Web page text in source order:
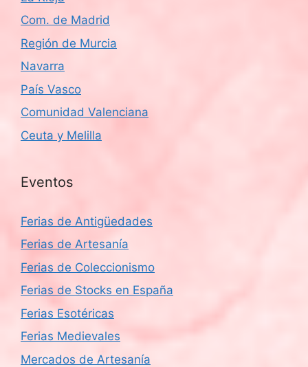
Com. de Madrid
Región de Murcia
Navarra
País Vasco
Comunidad Valenciana
Ceuta y Melilla
Eventos
Ferias de Antigüedades
Ferias de Artesanía
Ferias de Coleccionismo
Ferias de Stocks en España
Ferias Esotéricas
Ferias Medievales
Mercados de Artesanía